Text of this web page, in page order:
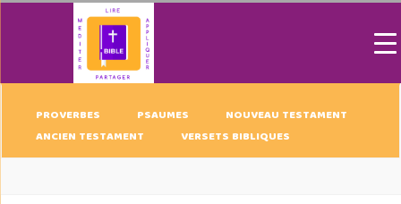
PROVERBES PSAUMES
NOUVEAU TESTAMENT
ANCIEN TESTAMENT
VERSETS BIBLIQUES